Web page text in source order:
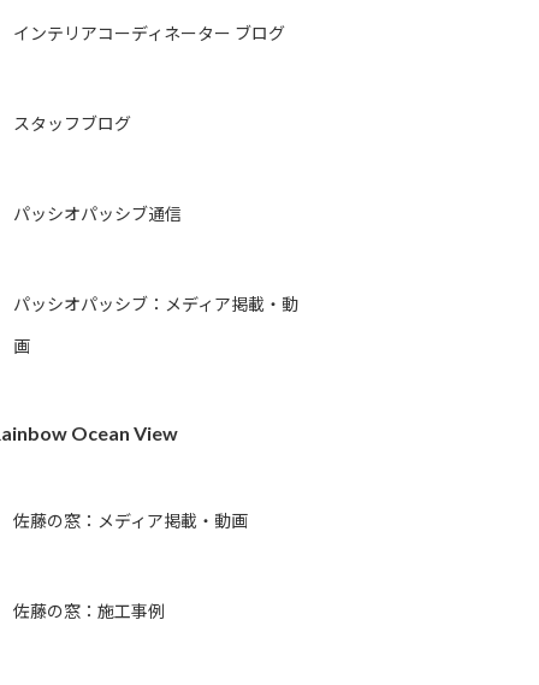
インテリアコーディネーター ブログ
スタッフブログ
パッシオパッシブ通信
パッシオパッシブ：メディア掲載・動
画
Ocean View
佐藤の窓：メディア掲載・動画
佐藤の窓：施工事例